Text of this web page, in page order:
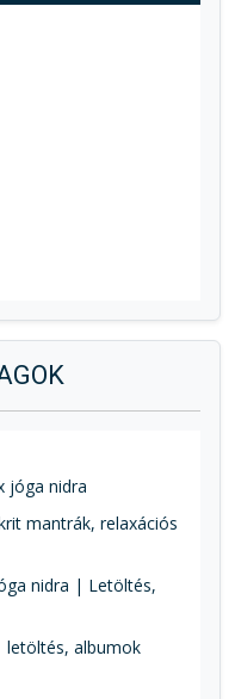
jóga nidra
mantrák, relaxációs
nidra | Letöltés,
letöltés, albumok